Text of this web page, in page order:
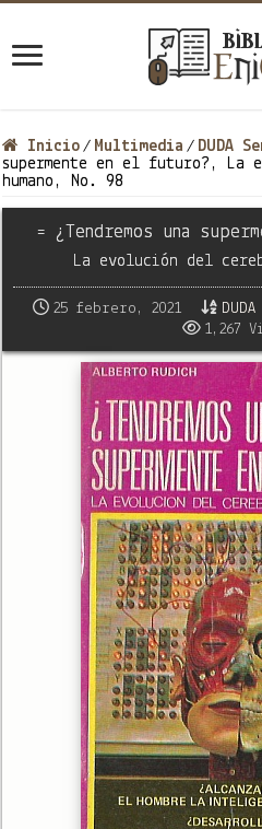
Inicio / Multimedia / DUDA
supermente en el futuro?, La
humano, No. 98
= ¿Tendremos una
La evolución del
25 febrero, 2021
1,267